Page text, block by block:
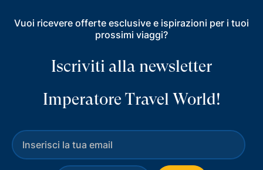
Vuoi ricevere offerte esclusive e ispirazioni per i tuoi
prossimi viaggi?
Iscriviti alla newsletter
Imperatore Travel World!